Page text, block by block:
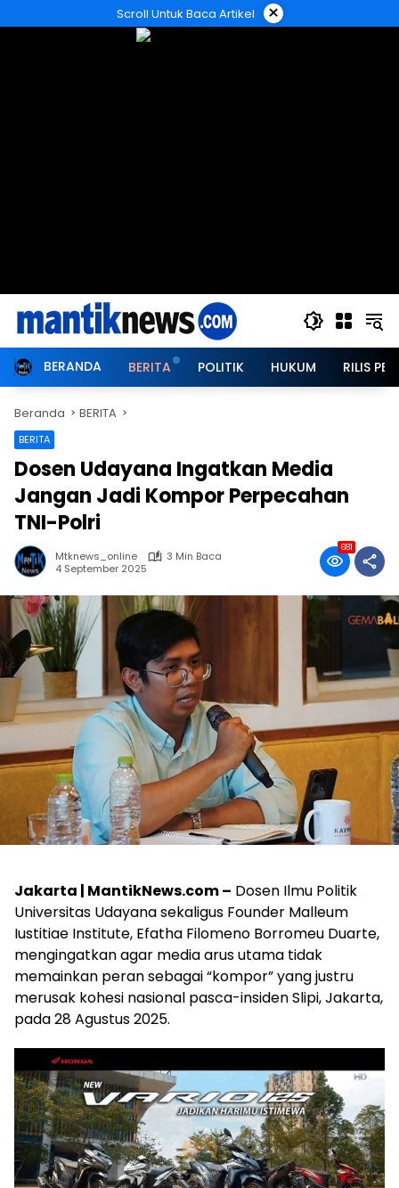
ke
Scroll Untuk Baca Artikel ×
BERANDA BERITA POLITIK HUKUM RILIS
Beranda BERITA
BERITA
Dosen Udayana Ingatkan Media
Jangan Jadi Kompor Perpecahan
TNI-Polri
Mtknews_online
3 Min Baca
4 September 2025
681
Jakarta | MantikNews.com – Dosen Ilmu Politik
Universitas Udayana sekaligus Founder Malleum
Iustitiae Institute, Efatha Filomeno Borromeu Duarte,
mengingatkan agar media arus utama tidak
memainkan peran sebagai “kompor” yang justru
merusak kohesi nasional pasca-insiden Slipi, Jakarta,
pada 28 Agustus 2025.